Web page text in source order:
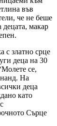
във
че не беше
децата, макар
златно срце
деца на 30
се,
На
деца
като
Сърце